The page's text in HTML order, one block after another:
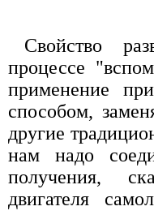
Свойство
процессе
применение
способом,
другие
нам надо
получения,
двигателя